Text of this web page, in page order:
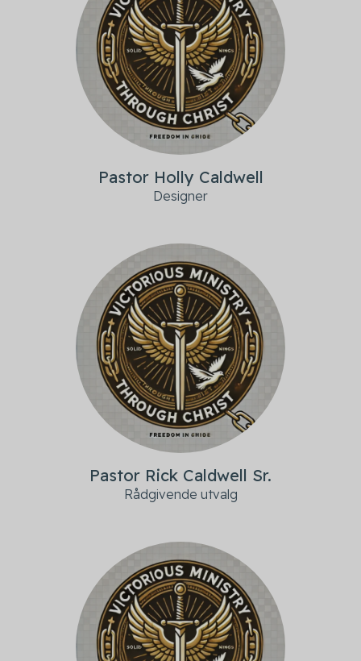
Pastor Holly Caldwell
Designer
Pastor Rick Caldwell Sr.
Rådgivende utvalg